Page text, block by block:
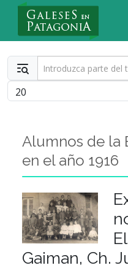
Nuevo Usuario
Introduzca parte del título
Cantidad
Alumnos de la
en el año 1916
Gaiman, Ch.